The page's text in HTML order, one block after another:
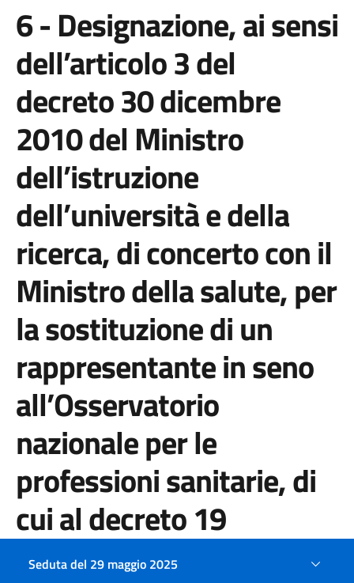
6 - Designazione, ai sensi
dell’articolo 3 del
decreto 30 dicembre
2010 del Ministro
dell’istruzione
dell’università e della
ricerca, di concerto con il
Ministro della salute, per
la sostituzione di un
rappresentante in seno
all’Osservatorio
nazionale per le
professioni sanitarie, di
cui al decreto 19
febbraio 2009 del
Seduta del 29 maggio 2025